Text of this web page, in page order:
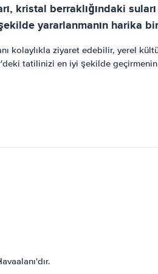
kristal berraklığındaki
yararlanmanın harika
kolaylıkla ziyaret edebilir, yerel
tatilinizi en iyi şekilde